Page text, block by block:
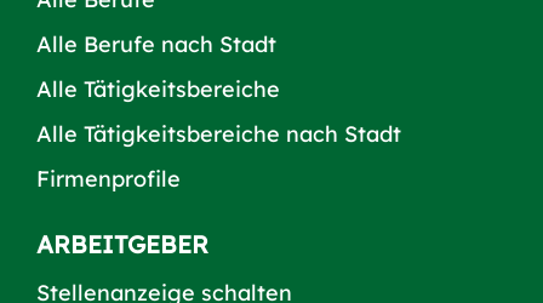
Alle Berufe nach Stadt
Alle Tätigkeitsbereiche
Alle Tätigkeitsbereiche nach Stadt
Firmenprofile
ARBEITGEBER
Stellenanzeige schalten